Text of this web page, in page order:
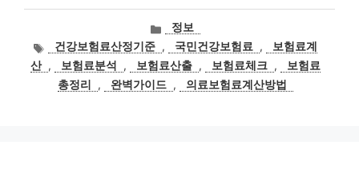
카
고
리
정보
태건강보험료산정기준 , 국민건강보험료 ,
보험료계
산 , 보험료분석 , 보험료산출 , 보험료체크 ,
보험료
총정리
, 완벽가이드 , 의료보험료계산방법